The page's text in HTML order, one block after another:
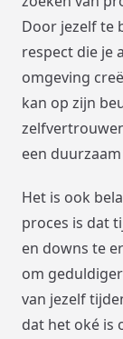
Door jezelf te
respect die je
omgeving
kan op zijn
een
Het is ook
proces is dat
en downs te
om
van jezelf
dat het oké is